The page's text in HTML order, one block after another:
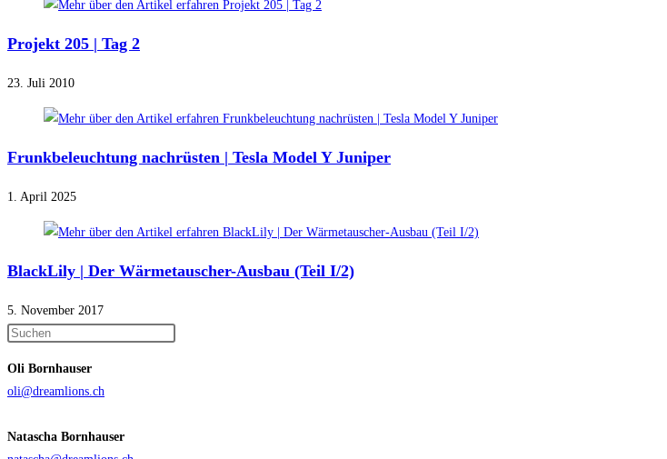
Projekt 205 | Tag 2
23. Juli 2010
Frunkbeleuchtung nachrüsten | Tesla Model Y Juniper
1. April 2025
BlackLily | Der Wärmetauscher-Ausbau (Teil I/2)
5. November 2017
Oli Bornhauser
oli@dreamlions.ch
Natascha Bornhauser